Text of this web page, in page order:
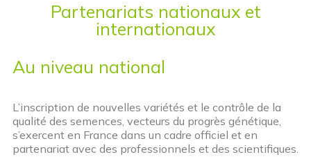
Partenariats nationaux et
internationaux
Au niveau national
L’inscription de nouvelles variétés et le contrôle de la
qualité des semences, vecteurs du progrès génétique,
s’exercent en France dans un cadre officiel et en
partenariat avec des professionnels et des scientifiques.